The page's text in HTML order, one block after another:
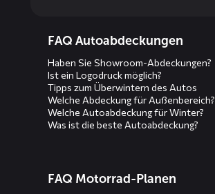
menusFAQ Autoabdeckungen
Haben Sie Showroom-Abdeckungen?
Ist ein Logodruck möglich?
Tipps zum Überwintern des Autos
Welche Abdeckung für Außenbereich?
Welche Autoabdeckung für Winter?
Was ist die beste Autoabdeckung?
FAQ Motorrad-Planen